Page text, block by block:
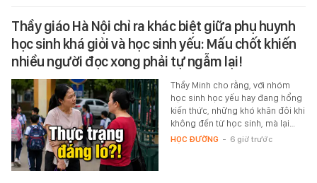
Thầy giáo Hà Nội chỉ ra khác biệt giữa phụ huynh
học sinh khá giỏi và học sinh yếu: Mấu chốt khiến
nhiều người đọc xong phải tự ngẫm lại!
Thầy Minh cho rằng, với nhóm
học sinh học yếu hay đang hổng
kiến thức, những khó khăn đôi khi
không đến từ học sinh, mà lại…
HỌC ĐƯỜNG - 6 giờ trước